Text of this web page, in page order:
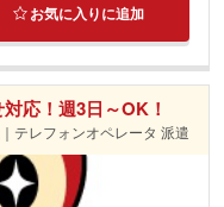
お気に入りに追加
応！週3日～OK！
テレフォンオペレータ 派遣